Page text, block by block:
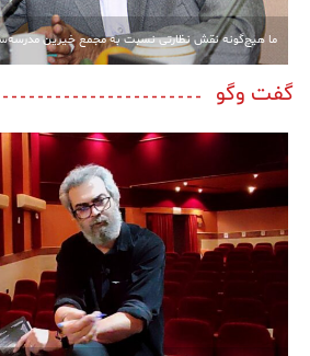
ما هیچ‌گونه نقش نظارتی نسبت به مجمع خیرین
گفت وگو